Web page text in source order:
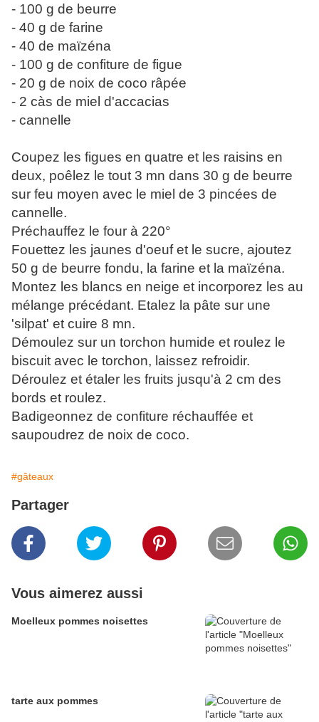
- 100 g de beurre
- 40 g de farine
- 40 de maïzéna
- 100 g de confiture de figue
- 20 g de noix de coco râpée
- 2 càs de miel d'accacias
- cannelle
Coupez les figues en quatre et les raisins en
deux, poêlez le tout 3 mn dans 30 g de beurre
sur feu moyen avec le miel de 3 pincées de
cannelle.
Préchauffez le four à 220°
Fouettez les jaunes d'oeuf et le sucre, ajoutez
50 g de beurre fondu, la farine et la maïzéna.
Montez les blancs en neige et incorporez les au
mélange précédant. Etalez la pâte sur une
'silpat' et cuire 8 mn.
Démoulez sur un torchon humide et roulez le
biscuit avec le torchon, laissez refroidir.
Déroulez et étaler les fruits jusqu'à 2 cm des
bords et roulez.
Badigeonnez de confiture réchauffée et
saupoudrez de noix de coco.
#gâteaux
Partager
Vous aimerez aussi
Moelleux pommes noisettes
tarte aux pommes